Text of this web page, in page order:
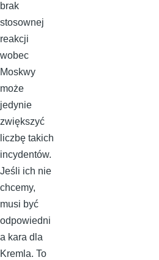
brak
stosownej
reakcji
wobec
Moskwy
może
jedynie
zwiększyć
liczbę takich
incydentów.
Jeśli ich nie
chcemy,
musi być
odpowiedni
a kara dla
Kremla. To